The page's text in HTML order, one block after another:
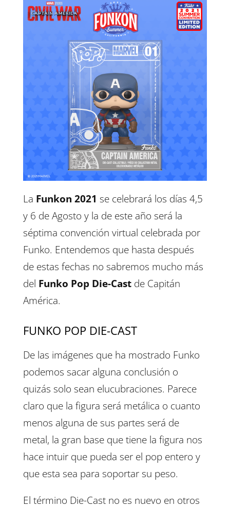
La Funkon 2021 se celebrará los días 4,5
y 6 de Agosto y la de este año será la
séptima convención virtual celebrada por
Funko. Entendemos que hasta después
de estas fechas no sabremos mucho más
del Funko Pop Die-Castde Capitán
América.
FUNKO POP DIE-CAST
De las imágenes que ha mostrado Funko
podemos sacar alguna conclusión o
quizás solo sean elucubraciones. Parece
claro que la figura será metálica o cuanto
menos alguna de sus partes será de
metal, la gran base que tiene la figura nos
hace intuir que pueda ser el pop entero y
que esta sea para soportar su peso.
El término Die-Cast no es nuevo en otros